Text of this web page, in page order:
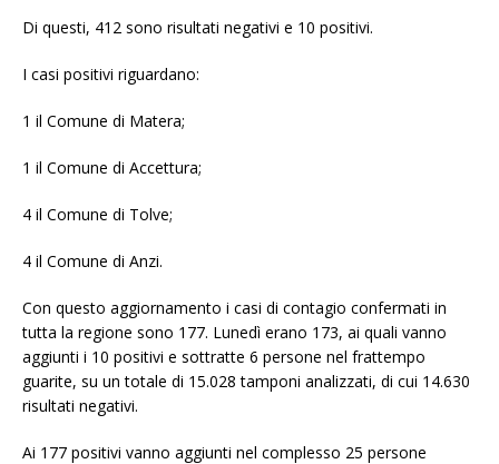
Di questi, 412 sono risultati negativi e 10 positivi.
I casi positivi riguardano:
1 il Comune di Matera;
1 il Comune di Accettura;
4 il Comune di Tolve;
4 il Comune di Anzi.
Con questo aggiornamento i casi di contagio confermati in
tutta la regione sono 177. Lunedì erano 173, ai quali vanno
aggiunti i 10 positivi e sottratte 6 persone nel frattempo
guarite, su un totale di 15.028 tamponi analizzati, di cui 14.630
risultati negativi.
Ai 177 positivi vanno aggiunti nel complesso 25 persone